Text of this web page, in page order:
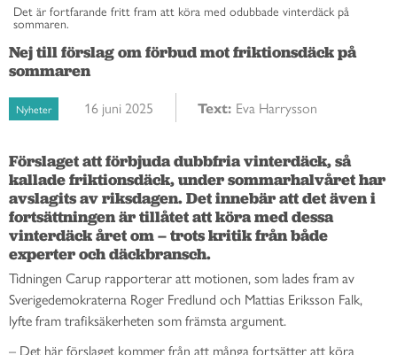
Det är fortfarande fritt fram att köra med odubbade vinterdäck på
sommaren.
Nej till förslag om förbud mot friktionsdäck på
sommaren
Nyheter 16 juni 2025 Text: Eva Harrysson
Förslaget att förbjuda dubbfria vinterdäck, så
kallade friktionsdäck, under sommarhalvåret har
avslagits av riksdagen. Det innebär att det även i
fortsättningen är tillåtet att köra med dessa
vinterdäck året om – trots kritik från både
experter och däckbransch.
Tidningen Carup rapporterar att motionen, som lades fram av
Sverigedemokraterna Roger Fredlund och Mattias Eriksson Falk,
lyfte fram trafiksäkerheten som främsta argument.
– Det här förslaget kommer från att många fortsätter att köra